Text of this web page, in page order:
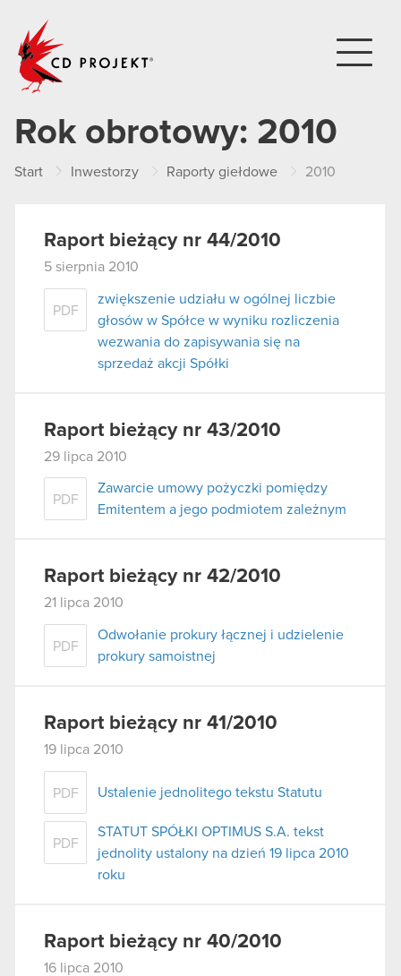
Rok obrotowy: 2010
Start Inwestorzy Raporty giełdowe 2010
Raport bieżący nr 44/2010
5 sierpnia 2010
PDF
zwiększenie udziału w ogólnej liczbie
głosów w Spółce w wyniku rozliczenia
wezwania do zapisywania się na
sprzedaż akcji Spółki
Raport bieżący nr 43/2010
29 lipca 2010
PDF
Zawarcie umowy pożyczki pomiędzy
Emitentem a jego podmiotem zależnym
Raport bieżący nr 42/2010
21 lipca 2010
PDF
Odwołanie prokury łącznej i udzielenie
prokury samoistnej
Raport bieżący nr 41/2010
19 lipca 2010
PDF Ustalenie jednolitego tekstu Statutu
PDF
STATUT SPÓŁKI OPTIMUS S.A. tekst
jednolity ustalony na dzień 19 lipca 2010
roku
Raport bieżący nr 40/2010
16 lipca 2010